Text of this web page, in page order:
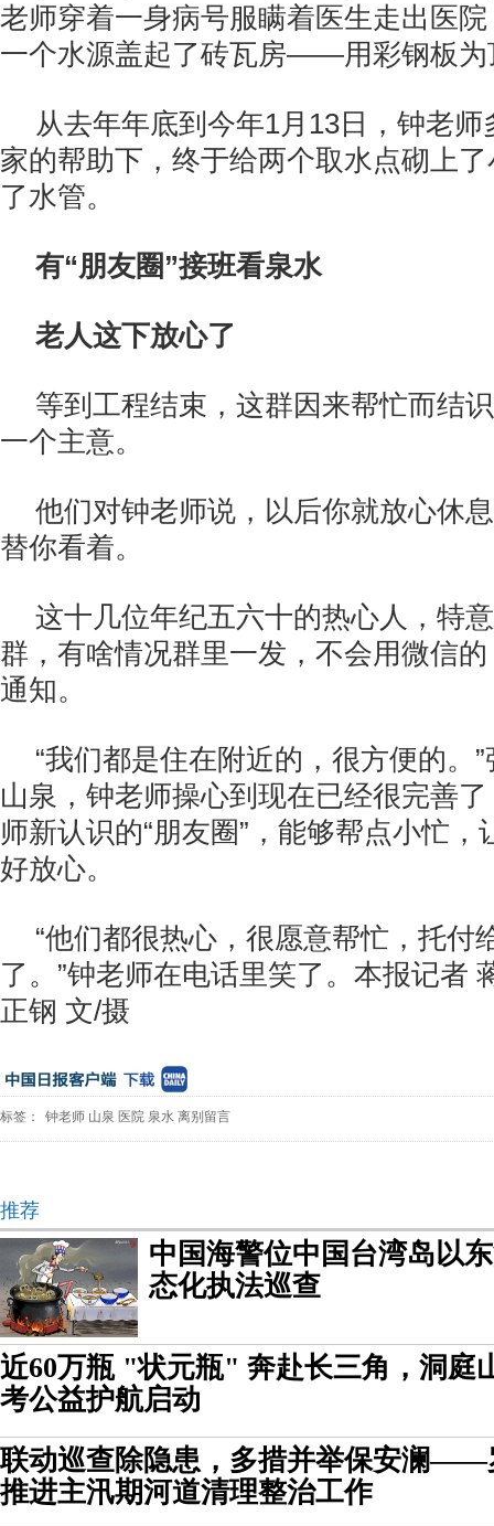
老师穿着一身病号服瞒着医生走出医
一个水源盖起了砖瓦房——用彩钢板为
从去年年底到今年1月13日，钟老师
家的帮助下，终于给两个取水点砌上
了水管。
有“朋友圈”接班看泉水
老人这下放心了
等到工程结束，这群因来帮忙而结
一个主意。
他们对钟老师说，以后你就放心休
替你看着。
这十几位年纪五六十的热心人，特
群，有啥情况群里一发，不会用微信
通知。
“我们都是住在附近的，很方便的。
山泉，钟老师操心到现在已经很完善
师新认识的“朋友圈”，能够帮点小忙
好放心。
“他们都很热心，很愿意帮忙，托付
了。”钟老师在电话里笑了。本报记者
正钢 文/摄
标签： 钟老师 山泉 医院 泉水 离别留言
推荐
中国海警位中国台湾岛以
态化执法巡查
近60万瓶 "状元瓶" 奔赴长三角，洞庭
考公益护航启动
联动巡查除隐患，多措并举保安澜——
推进主汛期河道清理整治工作